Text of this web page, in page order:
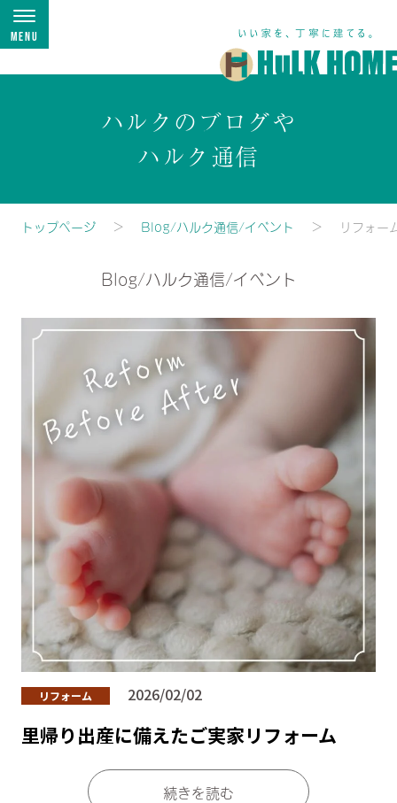
Menu
ハルクのブログや
ハルク通信
トップページ Blog/ハルク通信/イベント リフォー
Blog/ハルク通信/イベント
リフォーム 2026/02/02
里帰り出産に備えたご実家リフォーム
続きを読む